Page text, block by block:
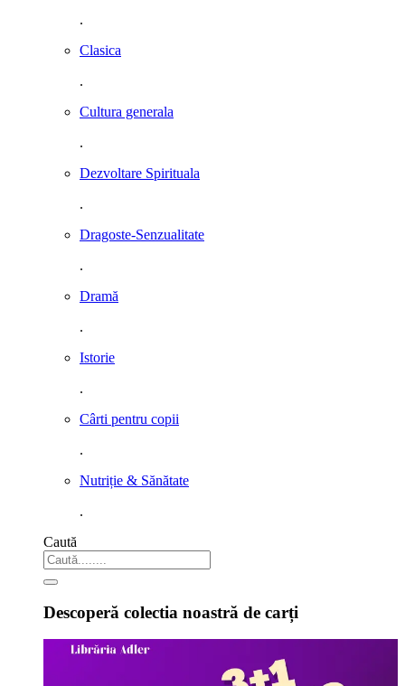
.
Clasica
.
Cultura generala
.
Dezvoltare Spirituala
.
Dragoste-Senzualitate
.
Dramă
.
Istorie
.
Cârti pentru copii
.
Nutriție & Sănătate
.
Caută
Descoperă colectia noastră de carți